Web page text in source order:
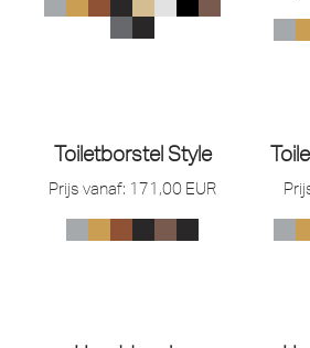
Toiletborstel Style
Prijs vanaf: 171,00 EUR